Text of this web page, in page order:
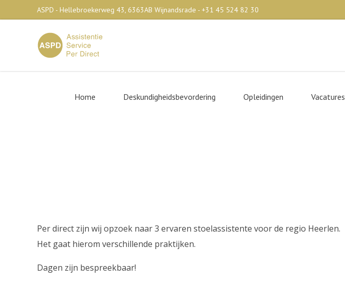
ASPD - Hellebroekerweg 43, 6363AB Wijnandsrade - +31 45 524 82 30
Home Deskundigheidsbevordering Opleidingen Vacatures
Per direct zijn wij opzoek naar 3 ervaren stoelassistente voor de regio Heerlen.
Het gaat hierom verschillende praktijken.
Dagen zijn bespreekbaar!